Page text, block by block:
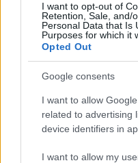
I want to opt-out of
Retention, Sale, and/
Personal Data that Is
Purposes for which it
Opted Out
Google consents
I want to allow
related to advertising
device identifiers in
I want to allow my
Verder lezen
NEWS